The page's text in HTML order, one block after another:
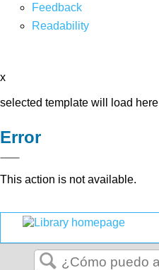
Feedback
Readability
x
selected template will load here
Error
This action is not available.